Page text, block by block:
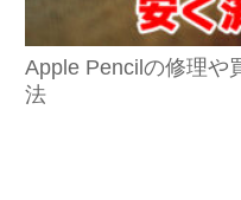
Apple Pencilの修理や
法